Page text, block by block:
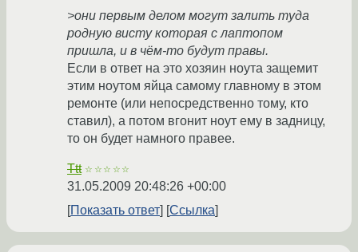
>они первым делом могут залить туда
родную висту которая с лаптопом
пришла, и в чём-то будут правы.
Если в ответ на это хозяин ноута защемит
этим ноутом яйца самому главному в этом
ремонте (или непосредственно тому, кто
ставил), а потом вгонит ноут ему в задницу,
то он будет намного правее.
Ttt ☆☆☆☆☆
31.05.2009 20:48:26 +00:00
Показать ответ
Ссылка